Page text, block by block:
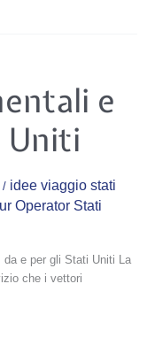
e
Uniti
/ idee viaggio stati
Operator Stati
e per gli Stati Uniti La
che i vettori